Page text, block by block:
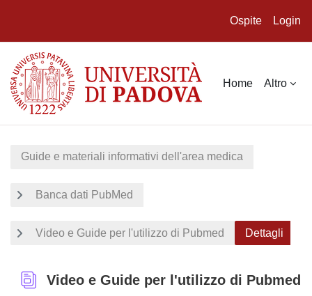
Ospite Login
Home Altro
Guide e materiali informativi dell'area medica
Banca dati PubMed
Video e Guide per l'utilizzo di Pubmed Dettagli
Video e Guide per l'utilizzo di Pubmed